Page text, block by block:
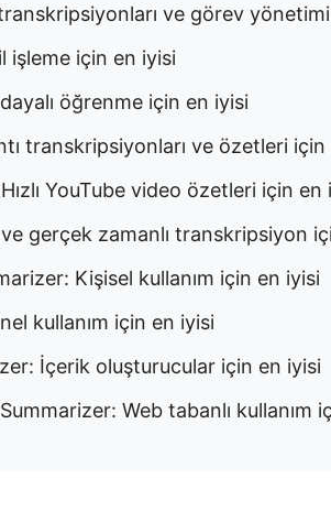
ve görev
işleme için en iyisi
öğrenme için en iyisi
transkripsiyonları ve özetleri için
YouTube video özetleri için en
gerçek zamanlı transkripsiyon
Kişisel kullanım için en iyisi
kullanım için en iyisi
İçerik oluşturucular için en iyisi
Web tabanlı kullanım